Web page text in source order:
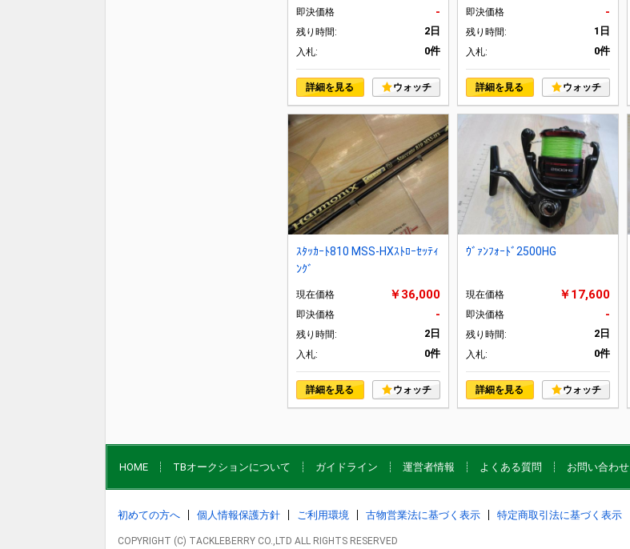
即決価格 -
残り時間: 2日
入札: 0件
詳細を見る ウォッチ
即決価格 -
残り時間: 1日
入札: 0件
詳細を見る ウォッチ
ｽﾀｯｶｰﾄ810 MSS-HXｽﾄﾛｰｾｯﾃｨ
ﾝｸﾞ
現在価格 ￥36,000
即決価格 -
残り時間: 2日
入札: 0件
詳細を見る ウォッチ
ｳﾞｧﾝﾌｫｰﾄﾞ2500HG
現在価格 ￥17,600
即決価格 -
残り時間: 2日
入札: 0件
詳細を見る ウォッチ
HOME TBオークションについて ガイドライン 運営者情報 よくある質問 お問い合わせ
初めての方へ 個人情報保護方針 ご利用環境 古物営業法に基づく表示 特定商取引法に基づく表示
COPYRIGHT (C) TACKLEBERRY CO.,LTD ALL RIGHTS RESERVED